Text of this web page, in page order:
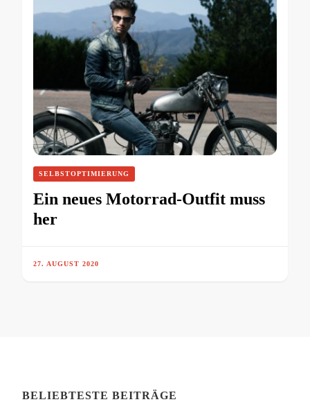
SELBSTOPTIMIERUNG
Ein neues Motorrad-Outfit muss
her
27. AUGUST 2020
BELIEBTESTE BEITRÄGE